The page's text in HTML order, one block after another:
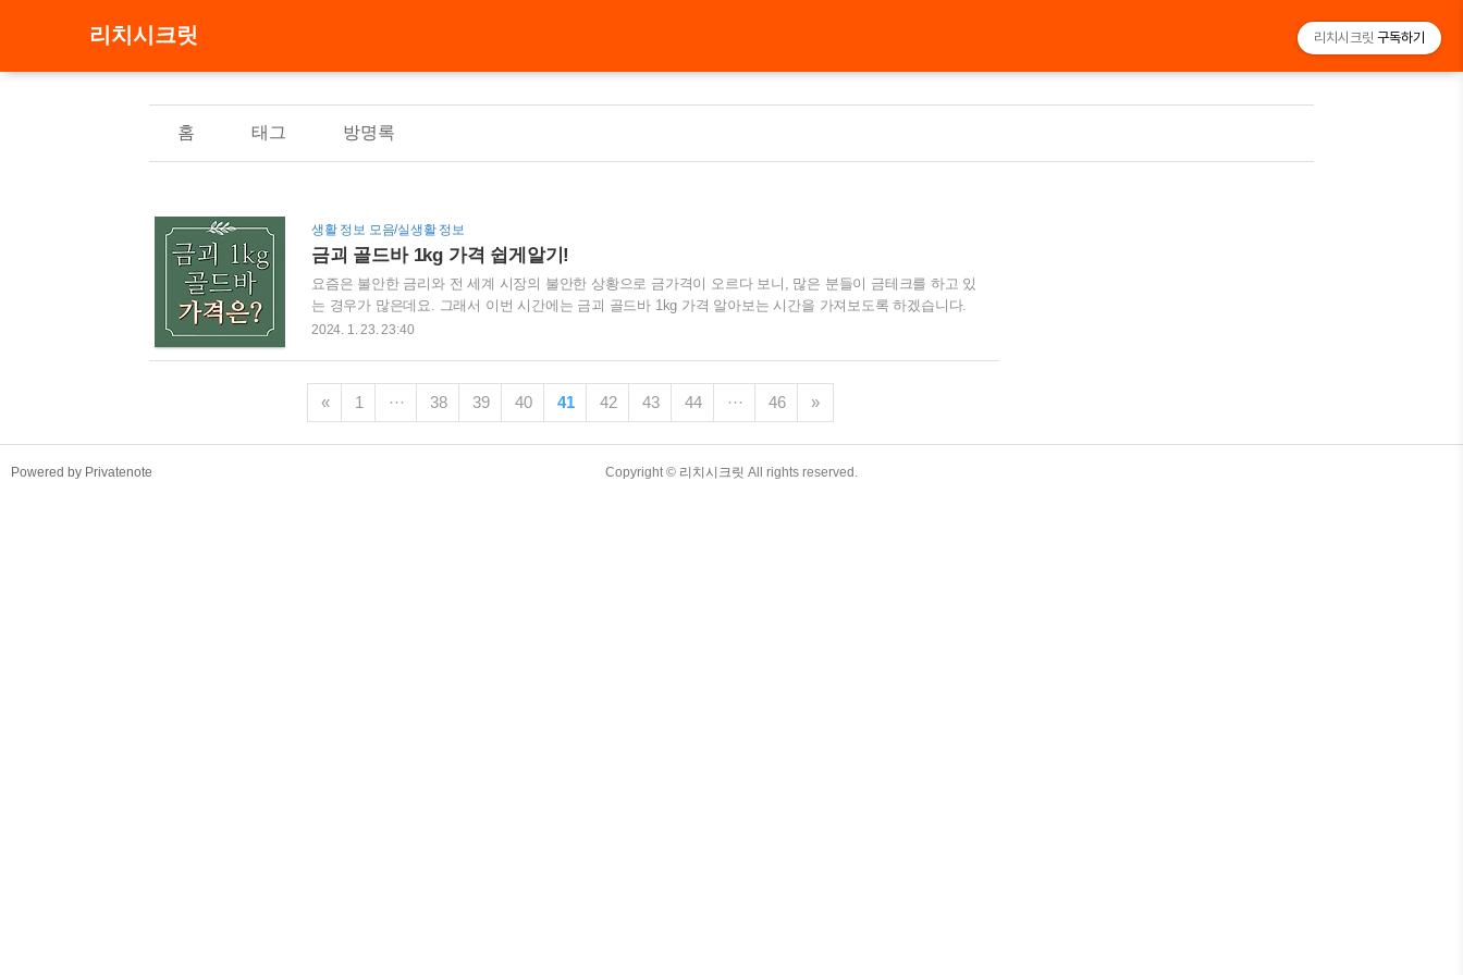
리치시크릿
홈 태그 방명록
생활 정보 모음/실생활 정보
금괴 골드바 1kg 가격 쉽게알기!
요즘은 불안한 금리와 전 세계 시장의 불안한 상황으로 금가격이 오르다 보니, 많은 분들이 금테크를 하고 있
는 경우가 많은데요. 그래서 이번 시간에는 금괴 골드바 1kg 가격 알아보는 시간을 가져보도록 하겠습니다.
세계적으로 금값의 안정성과 가치가 인정받아 널리 알려져 있는데요. 이러한 가운데 많은 분들이 1kg 골드바
분들께, 이번 시간을 통해서 가격을 실시간을 확인하는 방법을 잘 확인하셔서 투자의 황금기회를 꼭 잡아보
2024. 1. 23. 23:40
« 1 ··· 38 39 40 41 42 43 44 ··· 46 »
Powered by Privatenote Copyright © 리치시크릿 All rights reserved.
TistoryWhaleSkin3.4
리치시크릿 구독하기